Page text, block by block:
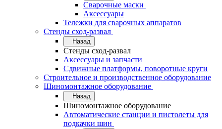
Сварочные маски
Аксессуары
Тележки для сварочных аппаратов
Стенды сход-развал
Назад
Стенды сход-развал
Аксессуары и запчасти
Сдвижные платформы, поворотные круги
Строительное и производственное оборудование
Шиномонтажное оборудование
Назад
Шиномонтажное оборудование
Автоматические станции и пистолеты для
подкачки шин